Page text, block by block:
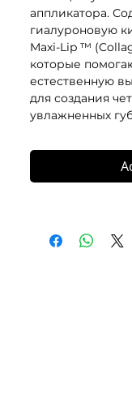
аппликатора.
гиалуроновую
Maxi-Lip ™
которые
естественную
для создания
увлажненных